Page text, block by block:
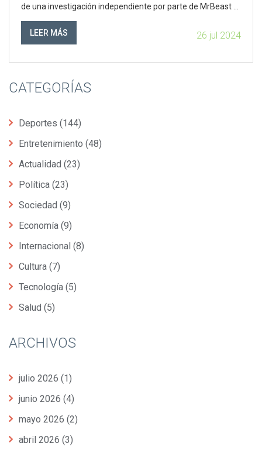
de una investigación independiente por parte de MrBeast y
LEER MÁS
26 jul 2024
CATEGORÍAS
Deportes (144)
Entretenimiento (48)
Actualidad (23)
Política (23)
Sociedad (9)
Economía (9)
Internacional (8)
Cultura (7)
Tecnología (5)
Salud (5)
ARCHIVOS
julio 2026 (1)
junio 2026 (4)
mayo 2026 (2)
abril 2026 (3)